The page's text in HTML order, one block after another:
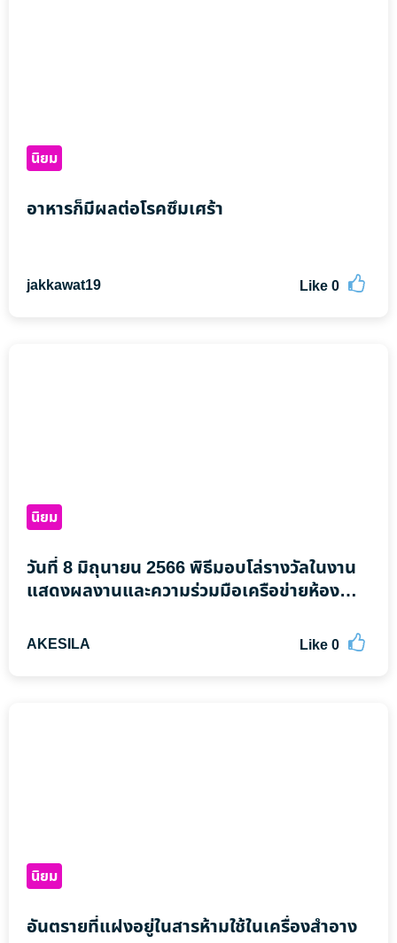
นิยม
อาหารก็มีผลต่อโรคซึมเศร้า
jakkawat19 Like0
นิยม
วันที่ 8 มิถุนายน 2566 พิธีมอบโล่รางวัลในงาน
แสดงผลงานและความร่วมมือเครือข่ายห้อง
วินิจฉัย และเครือข่ายวิทยาศาสตร์การแพทย์
AKESILA Like0
นิยม
อันตรายที่แฝงอยู่ในสารห้ามใช้ในเครื่องสำอาง